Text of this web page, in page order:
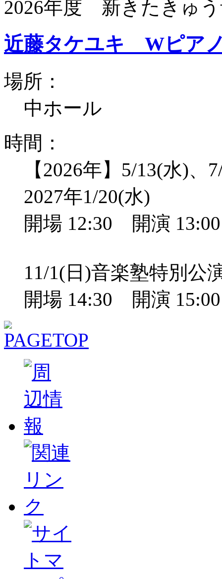
2026年度 新きたきゅ
近藤タケユキ Wピア
場所：
中ホール
時間：
【2026年】5/13(水)
2027年1/20(水)
開場 12:30 開演
11/1(日)音楽塾特別公
開場 14:30 開演